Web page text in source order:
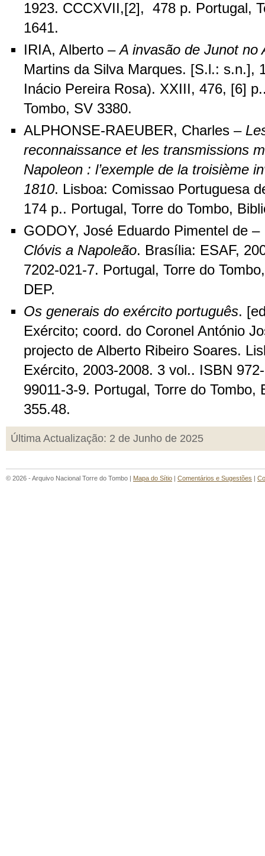
1923. CCCXVII,[2], 478 p. Portugal,
1641.
IRIA, Alberto –A invasão de Junot no
Martins da Silva Marques. [S.l.: s.n.],
Inácio Pereira Rosa). XXIII, 476, [6]
Tombo, SV 3380.
ALPHONSE-RAEUBER, Charles –
reconnaissance et les transmissions
Napoleon : l’exemple de la troisième
1810. Lisboa: Comissao Portuguesa
174 p.. Portugal, Torre do Tombo,
GODOY, José Eduardo Pimentel de –
Clóvis a Napoleão. Brasília: ESAF,
7202-021-7. Portugal, Torre do
DEP.
Os generais do exército português.
Exército; coord. do Coronel António
projecto de Alberto Ribeiro Soares.
Exército, 2003-2008. 3 vol.. ISBN
99011-3-9. Portugal, Torre do Tombo,
355.48.
Última Actualização: 2 de Junho de 2025
© 2026 - Arquivo Nacional Torre do Tombo | Mapa do Sítio | Comentários e Sugestões |